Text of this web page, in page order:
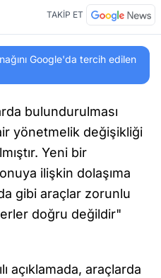
TAKİP ET
Google'da tercih edilen
bulundurulması
yönetmelik değişikliği
Yeni bir
ilişkin dolaşıma
gibi araçlar zorunlu
doğru değildir"
açıklamada, araçlarda